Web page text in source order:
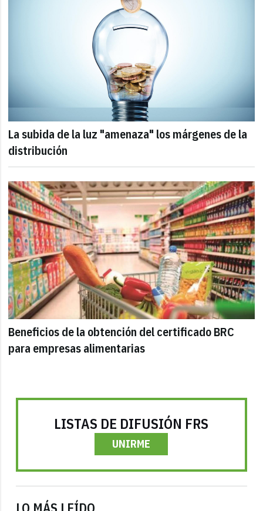
La subida de la luz "amenaza" los márgenes de la
distribución
Beneficios de la obtención del certificado BRC
para empresas alimentarias
LISTAS DE DIFUSIÓN FRS
UNIRME
LO MÁS LEÍDO